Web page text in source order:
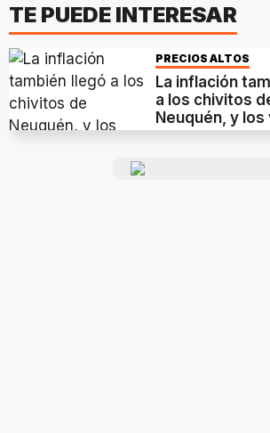
TE PUEDE INTERESAR
PRECIOS ALTOS
La inflación
a los chivitos
Neuquén, y los
cuotas